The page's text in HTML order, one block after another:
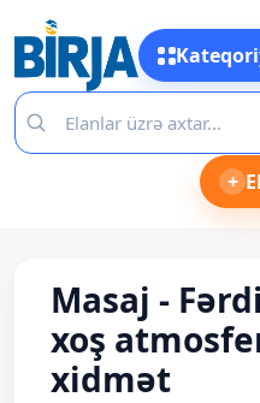
+
Masaj -
xoş
xidmət